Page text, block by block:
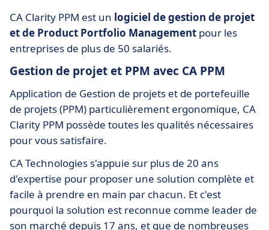
CA Clarity PPM est un logiciel de gestion de projet
et de Product Portfolio Management pour les
entreprises de plus de 50 salariés.
Gestion de projet et PPM avec CA PPM
Application de Gestion de projets et de portefeuille
de projets (PPM) particulièrement ergonomique, CA
Clarity PPM possède toutes les qualités nécessaires
pour vous satisfaire.
CA Technologies s'appuie sur plus de 20 ans
d'expertise pour proposer une solution complète et
facile à prendre en main par chacun. Et c'est
pourquoi la solution est reconnue comme leader de
son marché depuis 17 ans, et que de nombreuses